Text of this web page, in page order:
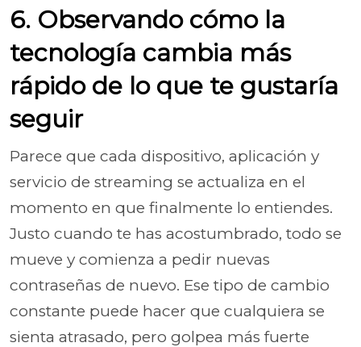
6. Observando cómo la
tecnología cambia más
rápido de lo que te gustaría
seguir
Parece que cada dispositivo, aplicación y
servicio de streaming se actualiza en el
momento en que finalmente lo entiendes.
Justo cuando te has acostumbrado, todo se
mueve y comienza a pedir nuevas
contraseñas de nuevo. Ese tipo de cambio
constante puede hacer que cualquiera se
sienta atrasado, pero golpea más fuerte